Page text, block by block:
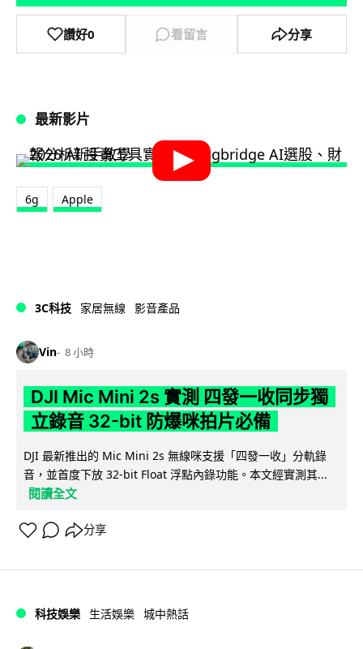
讚好0 看留言 分享
最新影片
6g Apple
3C科技 家居無線 影音產品
Vin 8 小時
DJI Mic Mini 2s 實測 四發一收同步獨
立錄音 32-bit 防爆咪拍片必備
DJI 最新推出的 Mic Mini 2s 無線咪支援「四發一收」分軌錄
音，並首度下放 32-bit Float 浮點內錄功能。本文經實測其...
閱讀全文
分享
科技娛樂 生活娛樂 城中熱話